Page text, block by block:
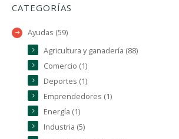
CATEGORÍAS
Ayudas (59)
Agricultura y ganadería (88)
Comercio (1)
Deportes (1)
Emprendedores (1)
Energía (1)
Industria (5)